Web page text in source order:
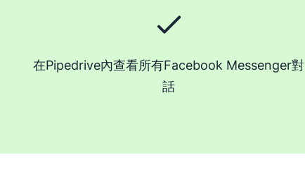
在Pipedrive內查看所有Facebook Messenger對
話